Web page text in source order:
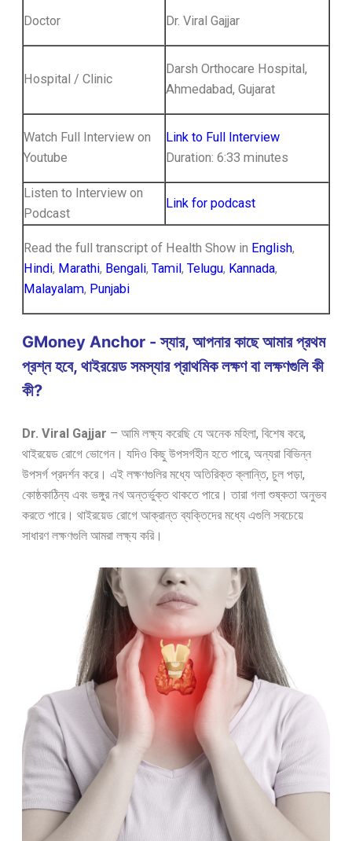
Doctor Dr. Viral Gajjar
Hospital / Clinic
Darsh Orthocare Hospital,
Ahmedabad, Gujarat
Watch Full Interview on
Youtube
Link to Full Interview
Duration: 6:33 minutes
Listen to Interview on
Podcast
Link for podcast
Read the full transcript of Health Show in English,
Hindi, Marathi, Bengali, Tamil , Telugu, Kannada,
Malayalam, Punjabi
GMoney Anchor - স্যার, আপনার কাছে আমার প্রথম
প্রশ্ন হবে, থাইরয়েড সমস্যার প্রাথমিক লক্ষণ বা লক্ষণগুলি কী
কী?
Dr. Viral Gajjar – আমি লক্ষ্য করেছি যে অনেক মহিলা, বিশেষ করে,
থাইরয়েড রোগে ভোগেন। যদিও কিছু উপসর্গহীন হতে পারে, অন্যরা বিভিন্ন
উপসর্গ প্রদর্শন করে। এই লক্ষণগুলির মধ্যে অতিরিক্ত ক্লান্তি, চুল পড়া,
কোষ্ঠকাঠিন্য এবং ভঙ্গুর নখ অন্তর্ভুক্ত থাকতে পারে। তারা গলা শুষ্কতা অনুভব
করতে পারে। থাইরয়েড রোগে আক্রান্ত ব্যক্তিদের মধ্যে এগুলি সবচেয়ে
সাধারণ লক্ষণগুলি আমরা লক্ষ্য করি।